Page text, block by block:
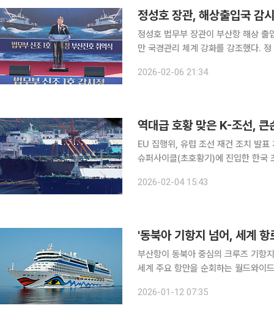
정성호 장관, 해상출입국 감
정성호 법무부 장관이 부산항 해상
만 국경관리 체계 강화를 강조했다. 정 장관은 6일 부산연안유람선부두에서 열린 부산출입국·외국
선박과 크루즈선 증가에 대응해 해상
2026-02-06 21:34
역대급 호황 맞은 K-조선, 큰
EU 집행위, 유럽 조선 재건 조치 발
슈퍼사이클(초호황기)에 진입한 한국
해운 시장으로 번질 기세다. 3~4년
2026-02-04 15:43
부산항이 동북아 중심의 크루즈 기항
세계 주요 항만을 순회하는 월드와이
(AIDAdiva)’호가 12일 오전 8시 부
2026-01-12 07:35